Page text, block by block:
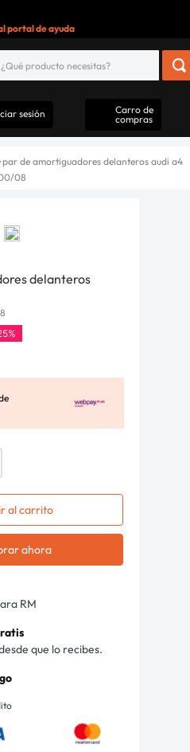
portal de ayuda
Iniciar sesión
Carro de
compras
par de amortiguadores delanteros audi a4
08
delanteros
al carrito
ahora
RM
que lo recibes.